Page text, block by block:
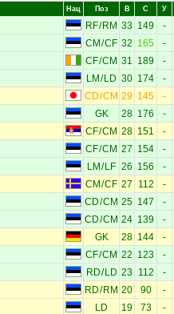
Нац Поз В С У
RF/ RM 33 149 -
CM /CF 32 165 -
CF/CM 31 189 -
LM / LD 30 174 -
CD/CM 29 145 -
GK 28 176 -
CF/CM 28 151 -
CF/CM 27 154 -
LM / LF 26 156 -
CM /CF 27 112 -
CD/CM 25 147 -
CD/CM 24 139 -
GK 28 144 -
CF/CM 22 123 -
RD/LD 23 112 -
RD/ RM 20 90 -
LD 19 73 -